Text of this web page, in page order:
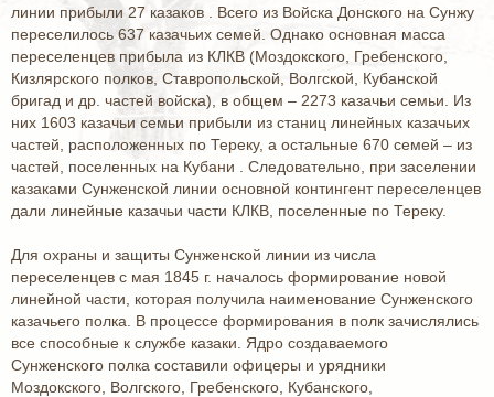
линии прибыли 27 казаков . Всего из Войска Донского на Сунжу
переселилось 637 казачьих семей. Однако основная масса
переселенцев прибыла из КЛКВ (Моздокского, Гребенского,
Кизлярского полков, Ставропольской, Волгской, Кубанской
бригад и др. частей войска), в общем – 2273 казачьи семьи. Из
них 1603 казачьи семьи прибыли из станиц линейных казачьих
частей, расположенных по Тереку, а остальные 670 семей – из
частей, поселенных на Кубани . Следовательно, при заселении
казаками Сунженской линии основной контингент переселенцев
дали линейные казачьи части КЛКВ, поселенные по Тереку.
Для охраны и защиты Сунженской линии из числа
переселенцев с мая 1845 г. началось формирование новой
линейной части, которая получила наименование Сунженского
казачьего полка. В процессе формирования в полк зачислялись
все способные к службе казаки. Ядро создаваемого
Сунженского полка составили офицеры и урядники
Моздокского, Волгского, Гребенского, Кубанского,